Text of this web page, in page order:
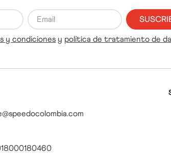
y condiciones y política de tratamiento de